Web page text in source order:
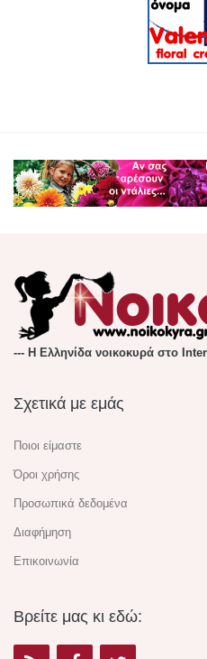
--- Η Ελληνίδα νοικοκυρά στο
Σχετικά με εμάς
Ποιοι είμαστε
Όροι χρήσης
Προσωπικά δεδομένα
Διαφήμηση
Επικοινωνία
Βρείτε μας κι εδώ: